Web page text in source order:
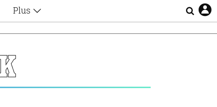
Plus
Αφιερώματα
Ζώδια